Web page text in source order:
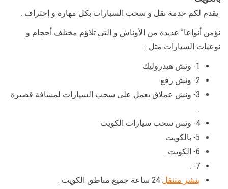
يقدم لكم خدمة نقل و سحب السيارات بكل مهارة و إحتراف .
نؤمن أنواعا” عديدة من الأوناش و التي تلاؤم مختلف أحجام و
نوعيات السيارات مثل :
1- ونش هيدروليك
2- ونش رفع
3- ونش عملاق يعمل على سحب السيارات لمسافة قصيرة
.
4- ونس سحب سيارات الكويت
5- بالكويت
6- الكويت .
7- .
بنشر متنقل